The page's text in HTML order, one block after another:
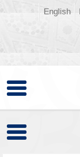
English